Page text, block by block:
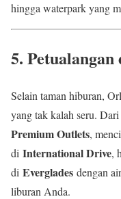
hingga waterpark yang
5.
Selain taman hiburan,
yang tak kalah seru.
Premium Outlets,
di International Drive,
di Everglades dengan
liburan Anda.